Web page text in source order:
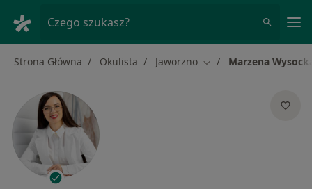
Czego szukasz?
Strona Główna Okulista Jaworzno Zmień miasto
Marzena